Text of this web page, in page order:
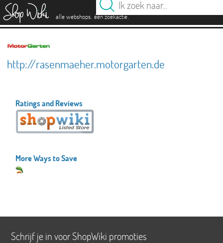
alle webshops. één zoekactie.
http://rasenmaeher.motorgarten.de
Ratings and Reviews
More Ways to Save
Schrijf je in voor ShopWiki promoties